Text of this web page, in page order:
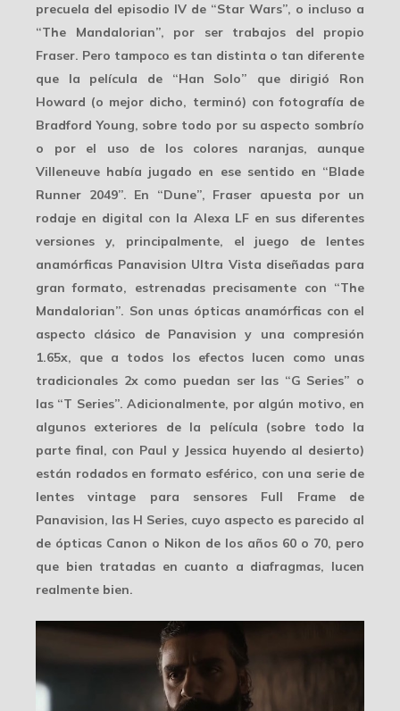
precuela del episodio IV de “Star Wars”, o incluso a
“The Mandalorian”, por ser trabajos del propio
Fraser. Pero tampoco es tan distinta o tan diferente
que la película de “Han Solo” que dirigió Ron
Howard (o mejor dicho, terminó) con fotografía de
Bradford Young, sobre todo por su aspecto sombrío
o por el uso de los colores naranjas, aunque
Villeneuve había jugado en ese sentido en “Blade
Runner 2049”. En “Dune”, Fraser apuesta por un
rodaje en digital con la Alexa LF en sus diferentes
versiones y, principalmente, el juego de lentes
anamórficas Panavision Ultra Vista diseñadas para
gran formato, estrenadas precisamente con “The
Mandalorian”. Son unas ópticas anamórficas con el
aspecto clásico de Panavision y una compresión
1.65x, que a todos los efectos lucen como unas
tradicionales 2x como puedan ser las “G Series” o
las “T Series”. Adicionalmente, por algún motivo, en
algunos exteriores de la película (sobre todo la
parte final, con Paul y Jessica huyendo al desierto)
están rodados en formato esférico, con una serie de
lentes vintage para sensores Full Frame de
Panavision, las H Series, cuyo aspecto es parecido al
de ópticas Canon o Nikon de los años 60 o 70, pero
que bien tratadas en cuanto a diafragmas, lucen
realmente bien.